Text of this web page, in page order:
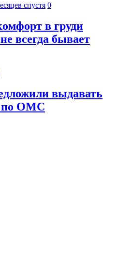
спустя 0
в груди
всегда бывает
выдавать
по ОМС